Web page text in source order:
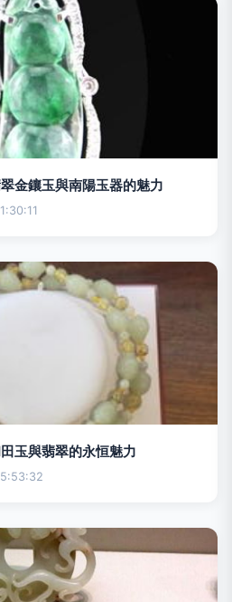
金鑲玉與南陽玉器的魅力
玉與翡翠的永恒魅力